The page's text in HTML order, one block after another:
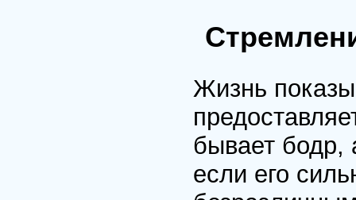
Жизнь
бывает бодр,
если его